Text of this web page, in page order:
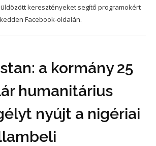
keresztényeket segítő programokért
Facebook-oldalán.
a kormány 25
humanitárius
nyújt a nigériai